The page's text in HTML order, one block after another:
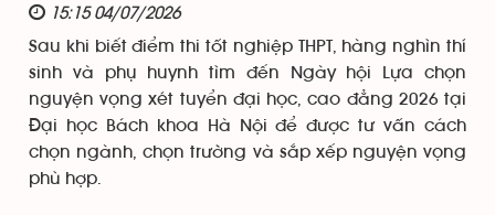
15:15 04/07/2026
Sau khi biết điểm thi tốt nghiệp THPT, hàng nghìn thí
sinh và phụ huynh tìm đến Ngày hội Lựa chọn
nguyện vọng xét tuyển đại học, cao đẳng 2026 tại
Đại học Bách khoa Hà Nội để được tư vấn cách
chọn ngành, chọn trường và sắp xếp nguyện vọng
phù hợp.